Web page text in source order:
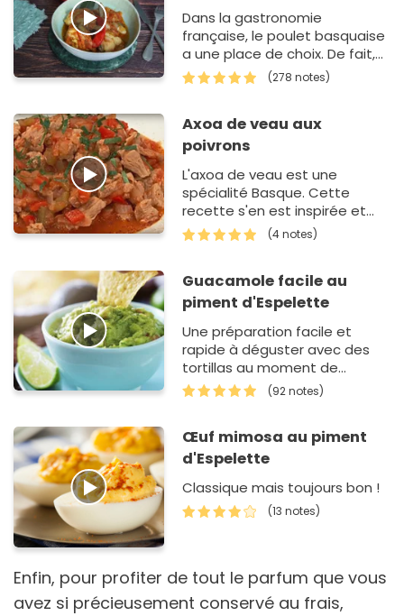
Dans la gastronomie
française, le poulet basquaise
a une place de choix. De fait,
c'est une recette
emblématique que l'on
(278 notes)
Axoa de veau aux
poivrons
L'axoa de veau est une
spécialité Basque. Cette
recette s'en est inspirée et
croyez-nous c'est un délice !
Accompagnez votre axoa de
(4 notes)
Guacamole facile au
piment d'Espelette
Une préparation facile et
rapide à déguster avec des
tortillas au moment de
l'apéritif.
(92 notes)
Œuf mimosa au piment
d'Espelette
Classique mais toujours bon !
(13 notes)
Enfin, pour profiter de tout le parfum que vous
avez si précieusement conservé au frais,